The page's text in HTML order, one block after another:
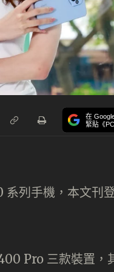
在
緊貼《
列手機，本文刊
Pro 三款裝置，